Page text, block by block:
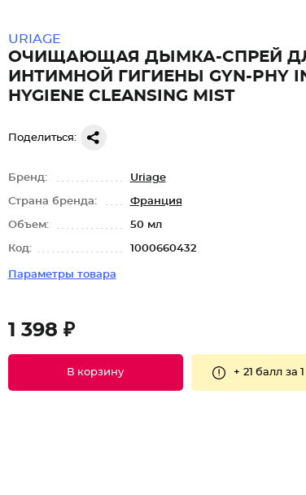
URIAGE
ОЧИЩАЮЩАЯ ДЫМКА-СПРЕЙ
ИНТИМНОЙ ГИГИЕНЫ GYN-PHY
HYGIENE CLEANSING MIST
Поделиться:
Бренд: Uriage
Страна бренда: Франция
Объем: 50 мл
Код: 1000660432
Параметры товара
1 398 ₽
В корзину + 21 балл за